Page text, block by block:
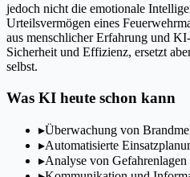
jedoch nicht die emotionale
Urteilsvermögen eines
aus menschlicher Erfahrung und
Sicherheit und Effizienz, ersetzt
selbst.
Was KI heute schon kann
▸Überwachung von
▸Automatisierte
▸Analyse von